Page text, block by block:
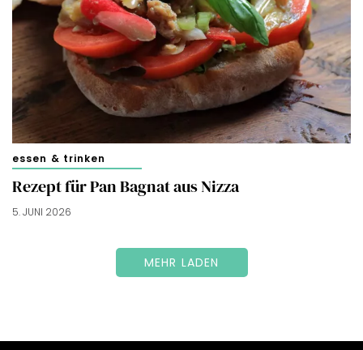
essen & trinken
Rezept für Pan Bagnat aus Nizza
5. JUNI 2026
MEHR LADEN